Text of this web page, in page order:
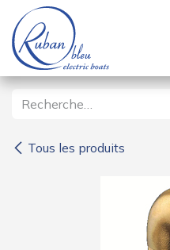
Se rendre au contenu
Tous les produits